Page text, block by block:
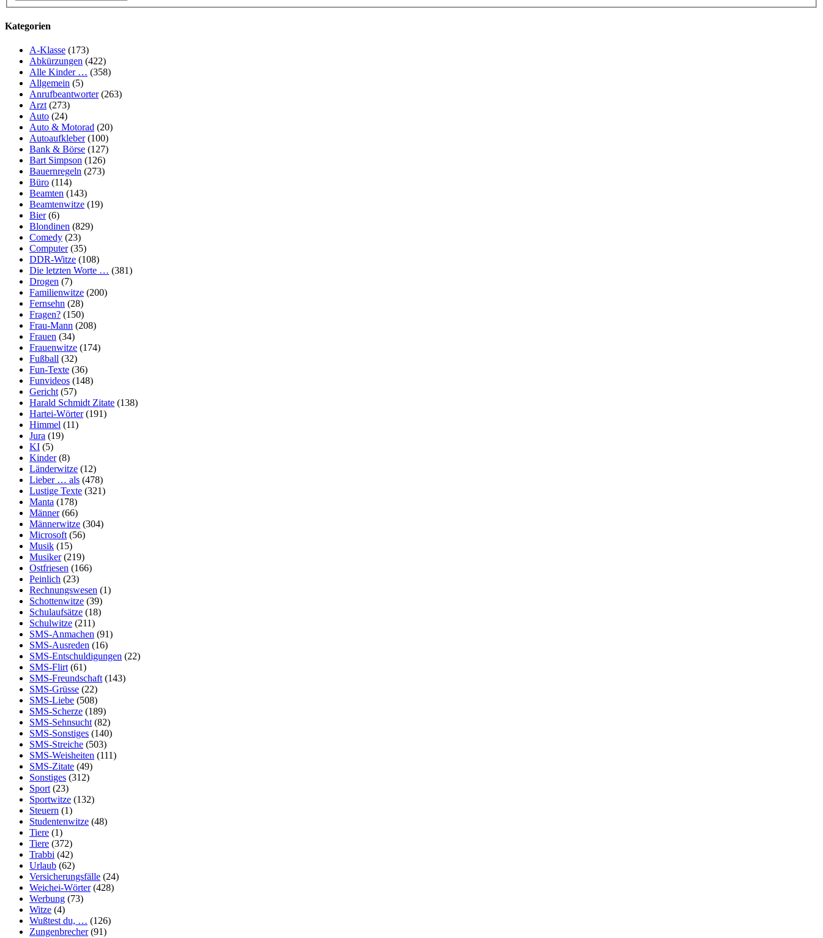
Kategorien
A-Klasse (173)
Abkürzungen (422)
Alle Kinder … (358)
Allgemein (5)
Anrufbeantworter(263)
Arzt(273)
Auto (24)
Auto & Motorad (20)
Autoaufkleber(100)
Bank & Börse (127)
Bart Simpson (126)
Bauernregeln (273)
Büro (114)
Beamten (143)
Beamtenwitze (19)
Bier(6)
Blondinen (829)
Comedy (23)
Computer(35)
DDR-Witze (108)
Die letzten Worte … (381)
Drogen (7)
Familienwitze (200)
Fernsehn (28)
Fragen? (150)
Frau-Mann (208)
Frauen (34)
Frauenwitze (174)
Fußball (32)
Fun-Texte (36)
Funvideos (148)
Gericht(57)
Harald Schmidt Zitate (138)
Hartei-Wörter(191)
Himmel (11)
Jura (19)
KI (5)
Kinder(8)
Länderwitze (12)
Lieber … als (478)
Lustige Texte (321)
Manta (178)
Männer(66)
Männerwitze (304)
Microsoft(56)
Musik (15)
Musiker(219)
Ostfriesen (166)
Peinlich (23)
Rechnungswesen (1)
Schottenwitze (39)
Schulaufsätze (18)
Schulwitze (211)
SMS-Anmachen (91)
SMS-Ausreden (16)
SMS-Entschuldigungen (22)
SMS-Flirt(61)
SMS-Freundschaft(143)
SMS-Grüsse (22)
SMS-Liebe (508)
SMS-Scherze (189)
SMS-Sehnsucht(82)
SMS-Sonstiges (140)
SMS-Streiche (503)
SMS-Weisheiten (111)
SMS-Zitate (49)
Sonstiges (312)
Sport(23)
Sportwitze (132)
Steuern (1)
Studentenwitze (48)
Tiere (1)
Tiere (372)
Trabbi (42)
Urlaub (62)
Versicherungsfälle (24)
Weichei-Wörter(428)
Werbung (73)
Witze (4)
Wußtest du, … (126)
Zungenbrecher(91)